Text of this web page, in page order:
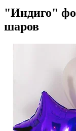
"Индиго"
шаров